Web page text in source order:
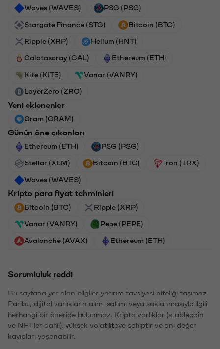
Waves (WAVES) PSG (PSG)
Stargate Finance (STG) Bitcoin (BTC)
Ripple (XRP) Helium (HNT)
Galatasaray (GAL) Ethereum (ETH)
Kite (KITE) Vanar (VANRY)
LayerZero (ZRO)
Yeni eklenenler
Gram (GRAM)
Günün öne çıkanları
Ethereum (ETH) PSG (PSG)
Stellar (XLM) Bitcoin (BTC) Tron (TRX)
Waves (WAVES)
Kripto para fiyat tahminleri
Bitcoin (BTC) Ripple (XRP)
Vanar (VANRY) Pepe (PEPE)
Avalanche (AVAX) Ethereum (ETH)
Sorumluluk reddi
Bu sayfada yer alan bilgiler yatırım tavsiyesi niteliği taşımaz.
Paribu, dijital varlıkların alım-satımı veya saklanmasıyla ilgili
herhangi bir öneride bulunmaz. Kripto varlıklar (stablecoin
ve NFT'ler dahil), yüksek volatiliteye sahiptir ve ani değer
kayıpları yaşanabilir.